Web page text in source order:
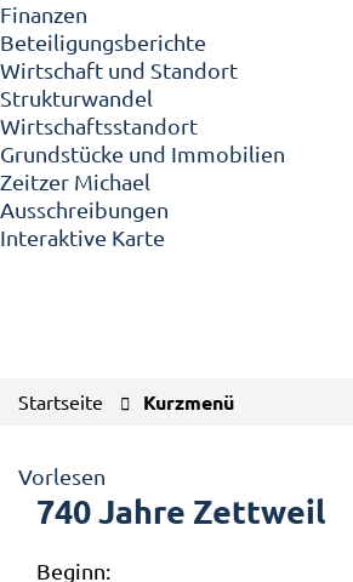
Finanzen
Beteiligungsberichte
Wirtschaft und Standort
Strukturwandel
Wirtschaftsstandort
Grundstücke und Immobilien
Zeitzer Michael
Ausschreibungen
Interaktive Karte
Startseite Kurzmenü
Vorlesen
740 Jahre Zettweil
Beginn: